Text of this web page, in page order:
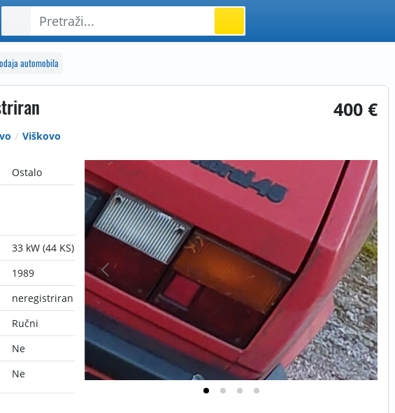
automobila
400 €
Viškovo
Ostalo
33 kW (44 KS)
1989
neregistriran
Ručni
Ne
Ne